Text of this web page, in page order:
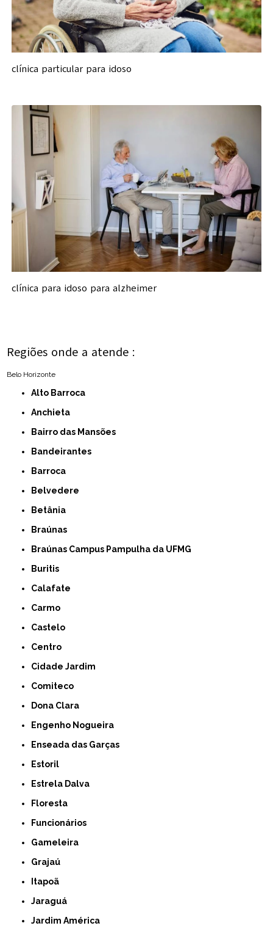
clínica particular para idoso
clínica para idoso para alzheimer
Regiões onde a atende :
Belo Horizonte
Alto Barroca
Anchieta
Bairro das Mansões
Bandeirantes
Barroca
Belvedere
Betânia
Braúnas
Braúnas Campus Pampulha da UFMG
Buritis
Calafate
Carmo
Castelo
Centro
Cidade Jardim
Comiteco
Dona Clara
Engenho Nogueira
Enseada das Garças
Estoril
Estrela Dalva
Floresta
Funcionários
Gameleira
Grajaú
Itapoã
Jaraguá
Jardim América